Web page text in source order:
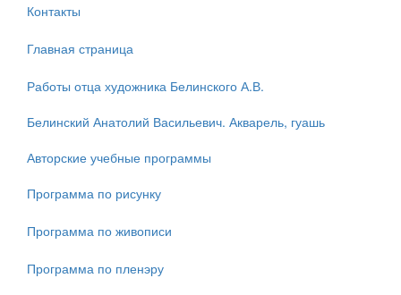
Контакты
Главная страница
Работы отца художника Белинского А.В.
Белинский Анатолий Васильевич. Акварель, гуашь
Авторские учебные программы
Программа по рисунку
Программа по живописи
Программа по пленэру